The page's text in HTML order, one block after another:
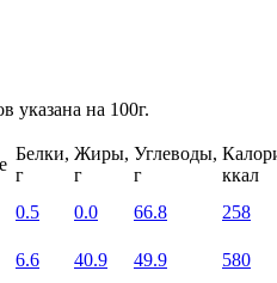
указана на 100г.
Белки,
г
Жиры,
г
Углеводы,
г
ккал
0.5 0.0 66.8
258
6.6 40.9 49.9
580